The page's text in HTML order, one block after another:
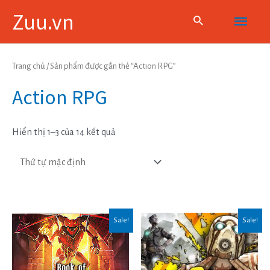
Zuu.vn
Main
Menu
Trang chủ / Sản phẩm được gắn thẻ “Action RPG”
Action RPG
Hiển thị 1–3 của 14 kết quả
Sale! Sale!